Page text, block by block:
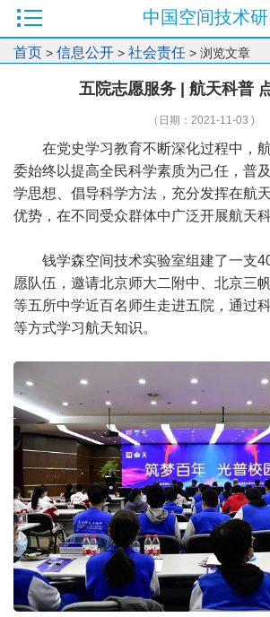
中国空间技术
首页 > 信息公开 > 社会责任 > 浏览文章
五院志愿服务 | 航天科普
（日期：2021-11-03 )
在党史学习教育不断深化过程中，
委始终以提高全民科学素质为己任，普
学思想、倡导科学方法，充分发挥在航
优势，在不同受众群体中广泛开展航天科
钱学森空间技术实验室组建了一支
愿队伍，邀请北京师大二附中、北京三
等五所中学近百名师生走进五院，通过
等方式学习航天知识。